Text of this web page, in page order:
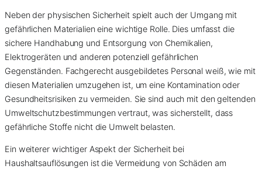
Neben der physischen Sicherheit spielt auch der Umgang mit
gefährlichen Materialien eine wichtige Rolle. Dies umfasst die
sichere Handhabung und Entsorgung von Chemikalien,
Elektrogeräten und anderen potenziell gefährlichen
Gegenständen. Fachgerecht ausgebildetes Personal weiß, wie mit
diesen Materialien umzugehen ist, um eine Kontamination oder
Gesundheitsrisiken zu vermeiden. Sie sind auch mit den geltenden
Umweltschutzbestimmungen vertraut, was sicherstellt, dass
gefährliche Stoffe nicht die Umwelt belasten.
Ein weiterer wichtiger Aspekt der Sicherheit bei
Haushaltsauflösungen ist die Vermeidung von Schäden am